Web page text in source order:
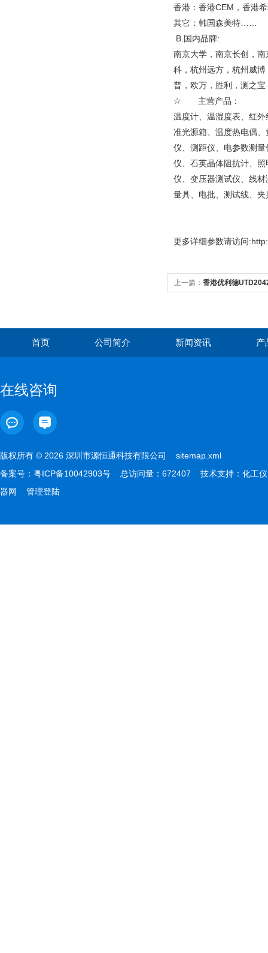
香港：香港CEM，香港
其它：韩国森美特……
B.国内品牌:
南京大学，南京长创，
科，杭州远方，杭州威
普，欧万，胜利，测之
☆ 主营产品：
温度计、温湿度表、红
准光源箱、温度热电偶
仪、测距仪、电参数测
仪、石英晶体阻抗计、
仪、变压器测试仪、线
量具、电批、测试线、
更多详细参数请访问
上一篇： 香港优利德
首页 公司简介 新闻资讯 产
在线咨询
版权所有 © 2026 深圳市源恒通科技有限公司 sitemap.xml
备案号： 粤ICP备10042903号 总访问量：672407 技术支持： 化工仪
器网
管理登陆